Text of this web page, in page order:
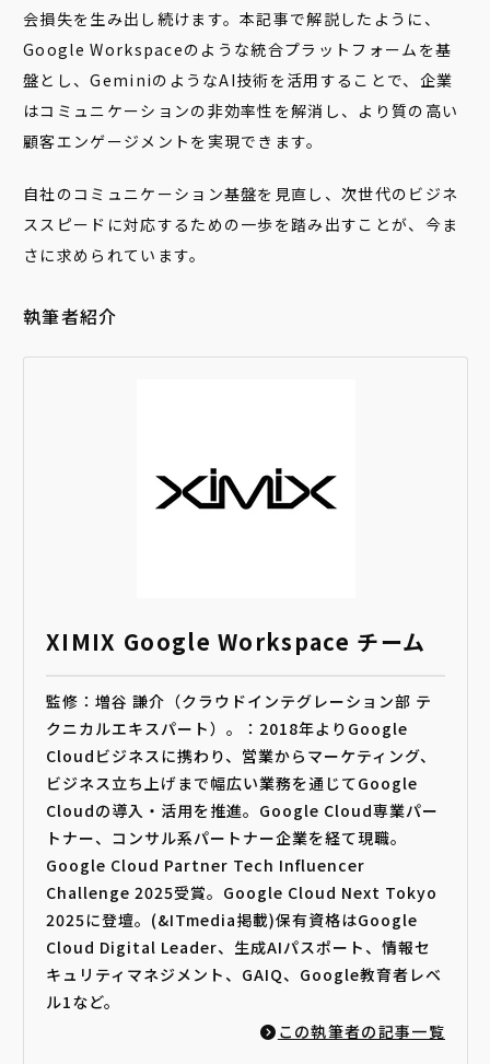
会損失を生み出し続けます。本記事で解説したように、
Google Workspaceのような統合プラットフォームを基
盤とし、GeminiのようなAI技術を活用することで、企業
はコミュニケーションの非効率性を解消し、より質の高い
顧客エンゲージメントを実現できます。
自社のコミュニケーション基盤を見直し、次世代のビジネ
ススピードに対応するための一歩を踏み出すことが、今ま
さに求められています。
執筆者紹介
XIMIX Google Workspace チーム
監修：増谷 謙介（クラウドインテグレーション部 テ
クニカルエキスパート）。：2018年よりGoogle
Cloudビジネスに携わり、営業からマーケティング、
ビジネス立ち上げまで幅広い業務を通じてGoogle
Cloudの導入・活用を推進。Google Cloud専業パー
トナー、コンサル系パートナー企業を経て現職。
Google Cloud Partner Tech Influencer
Challenge 2025受賞。Google Cloud Next Tokyo
2025に登壇。(&ITmedia掲載)保有資格はGoogle
Cloud Digital Leader、生成AIパスポート、情報セ
キュリティマネジメント、GAIQ、Google教育者レベ
ル1など。
この執筆者の記事一覧